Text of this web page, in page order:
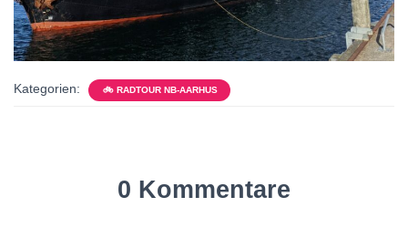
Kategorien: 🚲 RADTOUR NB-AARHUS
0 Kommentare